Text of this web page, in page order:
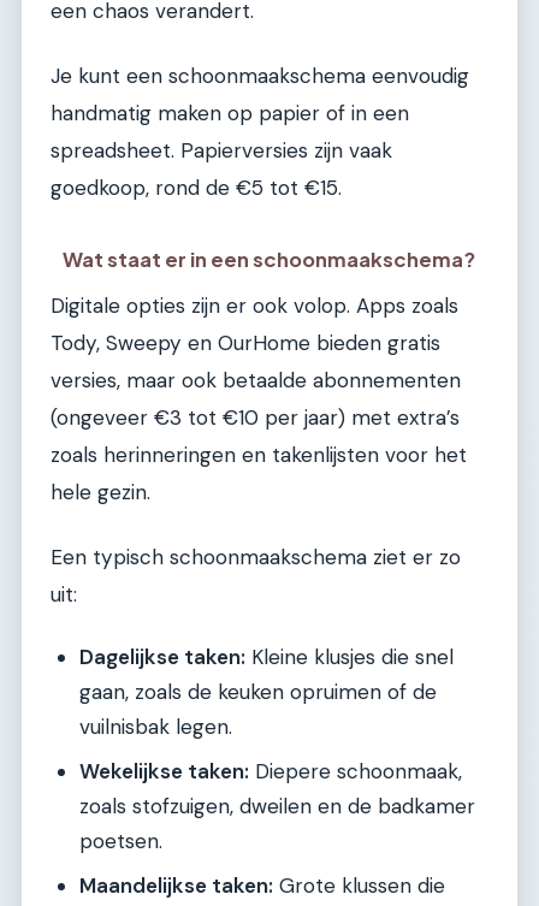
een chaos verandert.
Je kunt een schoonmaakschema eenvoudig
handmatig maken op papier of in een
spreadsheet. Papierversies zijn vaak
goedkoop, rond de €5 tot €15.
Wat staat er in een schoonmaakschema?
Digitale opties zijn er ook volop. Apps zoals
Tody, Sweepy en OurHome bieden gratis
versies, maar ook betaalde abonnementen
(ongeveer €3 tot €10 per jaar) met extra’s
zoals herinneringen en takenlijsten voor het
hele gezin.
Een typisch schoonmaakschema ziet er zo
uit:
Dagelijkse taken: Kleine klusjes die snel
gaan, zoals de keuken opruimen of de
vuilnisbak legen.
Wekelijkse taken: Diepere schoonmaak,
zoals stofzuigen, dweilen en de badkamer
poetsen.
Maandelijkse taken: Grote klussen die